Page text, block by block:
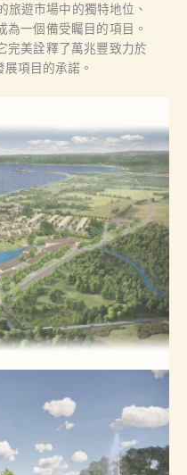
遊市場中的獨特地位、
一個備受矚目的項目。
完美詮釋了萬兆豐致力於
項目的承諾。